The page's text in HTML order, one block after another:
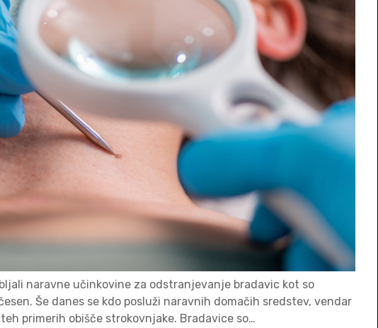
naravne učinkovine za odstranjevanje bradavic kot so
Še danes se kdo posluži naravnih domačih sredstev, vendar
primerih obišče strokovnjake. Bradavice so…